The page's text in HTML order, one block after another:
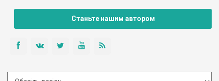
Станьте нашим автором